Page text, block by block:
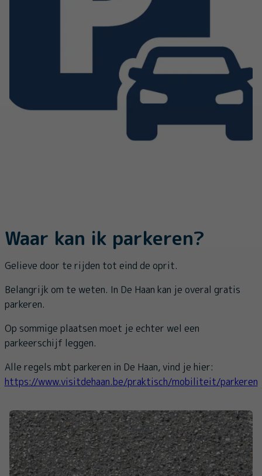
Waar kan ik parkeren?
Gelieve door te rijden tot eind de oprit.
Belangrijk om te weten. In De Haan kan je overal gratis
parkeren.
Op sommige plaatsen moet je echter wel een
parkeerschijf leggen.
Alle regels mbt parkeren in De Haan, vind je hier:
https://www.visitdehaan.be/praktisch/mobiliteit/parkeren